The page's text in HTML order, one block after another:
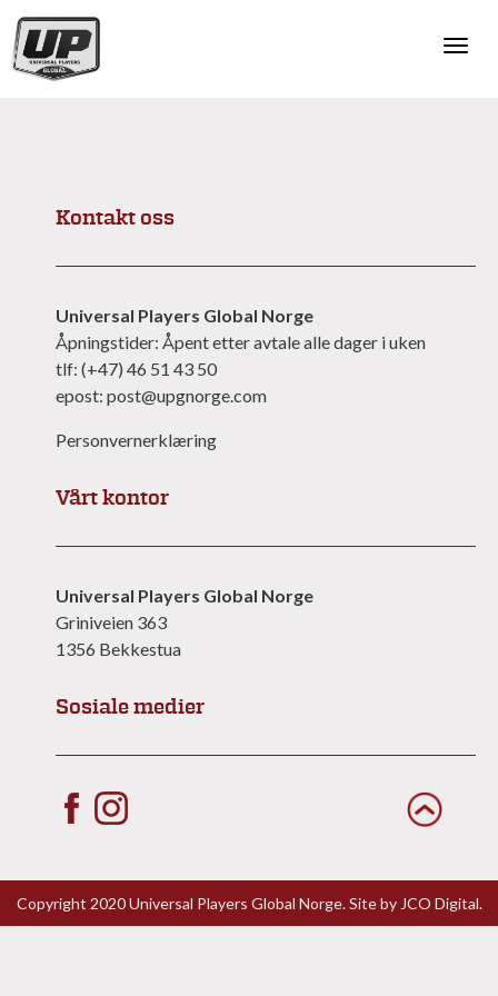
Kontakt oss
Universal Players Global Norge
Åpningstider: Åpent etter avtale alle dager i uken
tlf: (+47) 46 51 43 50
epost: post@upgnorge.com
Personvernerklæring
Vårt kontor
Universal Players Global Norge
Griniveien 363
1356 Bekkestua
Sosiale medier
Copyright 2020 Universal Players Global Norge. Site by JCO Digital.